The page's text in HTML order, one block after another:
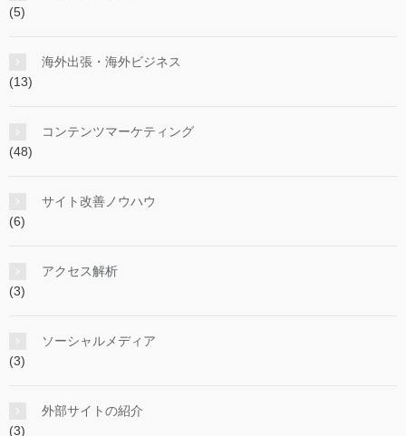
(5)
海外出張・海外ビジネス
(13)
コンテンツマーケティング
(48)
サイト改善ノウハウ
(6)
アクセス解析
(3)
ソーシャルメディア
(3)
外部サイトの紹介
(3)